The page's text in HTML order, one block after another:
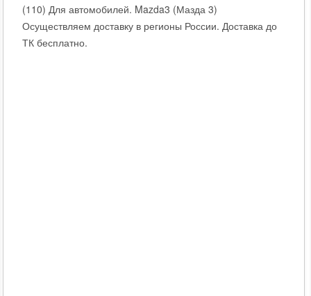
(110) Для автомобилей. Mazda3 (Мазда 3)
Осуществляем доставку в регионы России. Доставка до
ТК бесплатно.